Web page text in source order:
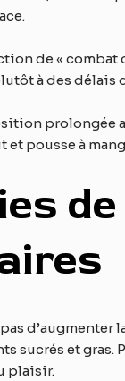
de «
à des
prolongée
pousse à
sucrés et
plaisir.